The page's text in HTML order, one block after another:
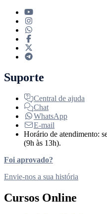
Suporte
Central de ajuda
Chat
WhatsApp
E-mail
Horário de atendimento:
(9h às 13h).
Foi aprovado?
Envie-nos a sua história
Cursos Online